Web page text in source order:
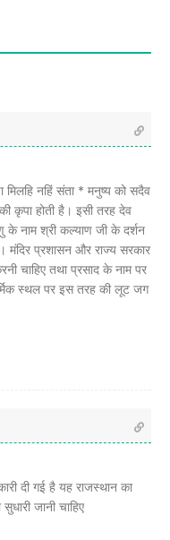
मिलहि नहिं संता * मनुष्य को सदैव
कृपा होती है। इसी तरह देव
के नाम श्री कल्याण जी के दर्शन
मंदिर प्रशासन और राज्य सरकार
चाहिए तथा प्रसाद के नाम पर
स्थल पर इस तरह की लूट जग
दी गई है यह राजस्थान का
जानी चाहिए